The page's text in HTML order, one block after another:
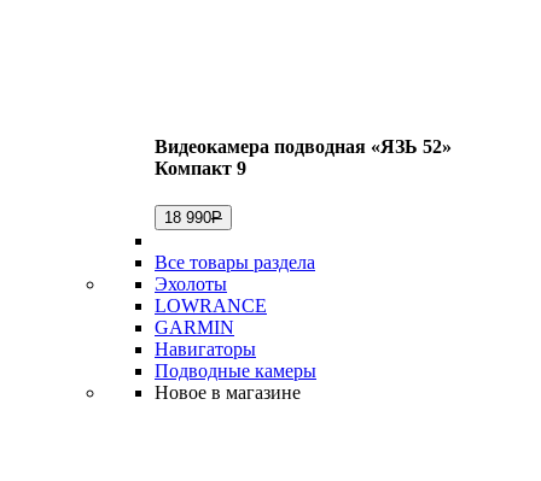
Видеокамера подводная «ЯЗЬ 52»
Компакт 9
18 990Р
Все товары раздела
Эхолоты
LOWRANCE
GARMIN
Навигаторы
Подводные камеры
Новое в магазине